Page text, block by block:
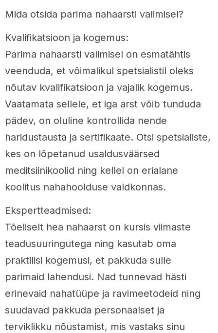
Mida otsida parima nahaarsti valimisel?
Kvalifikatsioon ja kogemus:
Parima nahaarsti valimisel on esmatähtis
veenduda, et võimalikul spetsialistil oleks
nõutav kvalifikatsioon ja vajalik kogemus.
Vaatamata sellele, et iga arst võib tunduda
pädev, on oluline kontrollida nende
haridustausta ja sertifikaate. Otsi spetsialiste,
kes on lõpetanud usaldusväärsed
meditsiinikoolid ning kellel on erialane
koolitus nahahoolduse valdkonnas.
Ekspertteadmised:
Tõeliselt hea nahaarst on kursis viimaste
teadusuuringutega ning kasutab oma
praktilisi kogemusi, et pakkuda sulle
parimaid lahendusi. Nad tunnevad hästi
erinevaid nahatüüpe ja ravimeetodeid ning
suudavad pakkuda personaalset ja
terviklikku nõustamist, mis vastaks sinu